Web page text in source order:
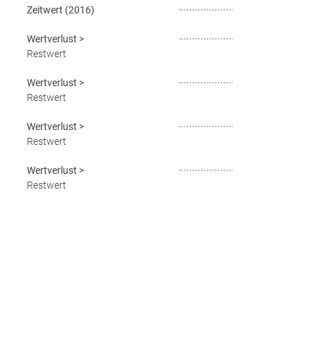
Zeitwert (2016)
Wertverlust >
Restwert
Wertverlust >
Restwert
Wertverlust >
Restwert
Wertverlust >
Restwert